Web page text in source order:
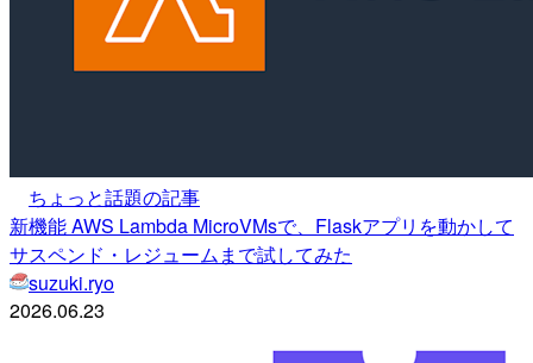
ちょっと話題の記事
新機能 AWS Lambda MicroVMsで、Flaskアプリを動かして
サスペンド・レジュームまで試してみた
suzuki.ryo
2026.06.23